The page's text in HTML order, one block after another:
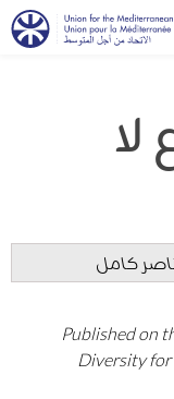
كامل
Published on
Diversity for